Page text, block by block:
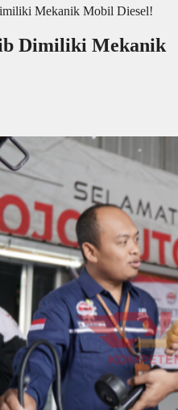
Mekanik Mobil Diesel!
Dimiliki Mekanik